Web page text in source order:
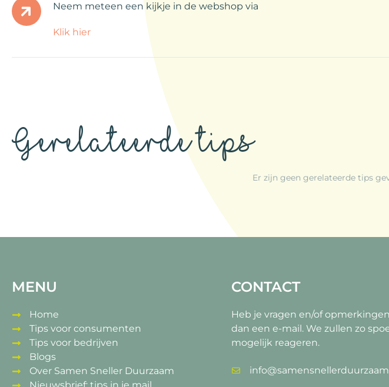
Neem meteen een kijkje in de webshop via
Klik hier
Gerelateerde tips
Er zijn geen gerelateerde tips
MENU
Home
Tips voor consumenten
Tips voor bedrijven
Blogs
Over Samen Sneller Duurzaam
CONTACT
Heb je vragen en/of
dan een e-mail. We zullen zo
mogelijk reageren.